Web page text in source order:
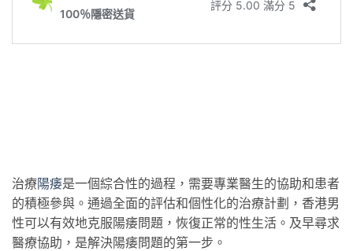
治療陽痿是一個綜合性的過程，需要專業醫生的協助和患者
的積極參與。通過全面的評估和個性化的治療計劃，香港男
性可以有效地克服陽痿問題，恢復正常的性生活。及早尋求
醫療協助，是解決陽痿問題的第一步。